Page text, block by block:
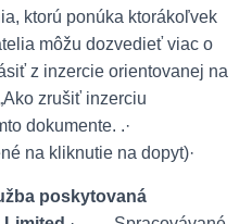
ktorú ponúka ktorákoľvek
môžu dozvedieť viac o
z inzercie orientovanej na
zrušiť inzerciu
dokumente. .·
na kliknutie na dopyt)·
poskytovaná